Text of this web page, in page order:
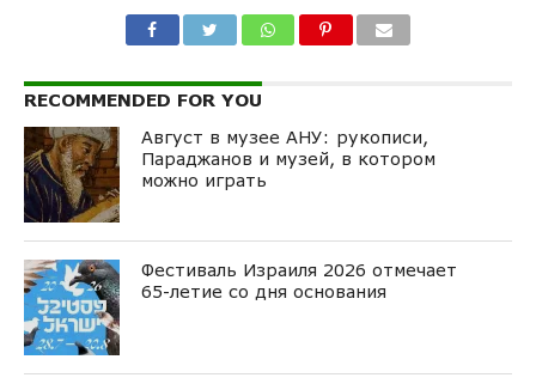
RECOMMENDED FOR YOU
Август в музее АНУ: рукописи,
Параджанов и музей, в котором
можно играть
Фестиваль Израиля 2026 отмечает
65-летие со дня основания